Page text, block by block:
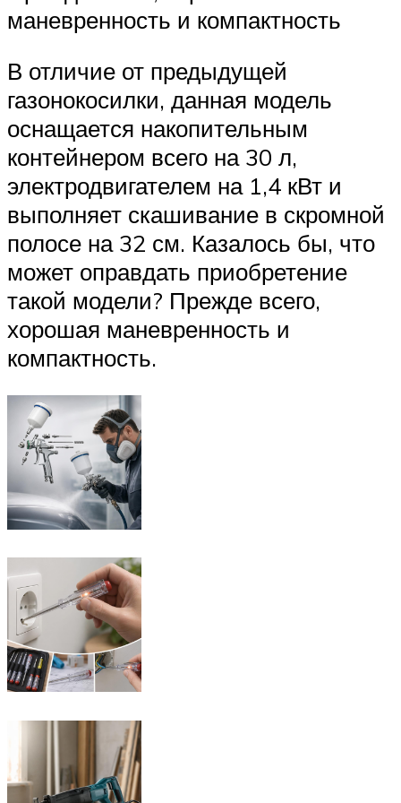
маневренность и компактность
В отличие от предыдущей
газонокосилки, данная модель
оснащается накопительным
контейнером всего на 30 л,
электродвигателем на 1,4 кВт и
выполняет скашивание в скромной
полосе на 32 см. Казалось бы, что
может оправдать приобретение
такой модели? Прежде всего,
хорошая маневренность и
компактность.